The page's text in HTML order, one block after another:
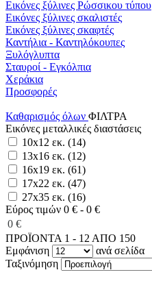
Εικόνες ξύλινες Ρώσσικου τύπου
Εικόνες ξύλινες σκαλιστές
Εικόνες ξύλινες σκαφτές
Καντήλια - Καντηλόκουπες
Ξυλόγλυπτα
Σταυροί - Εγκόλπια
Χεράκια
Προσφορές
Καθαρισμός όλων ΦΙΛΤΡΑ
Εικόνες μεταλλικές διαστάσεις
10x12 εκ. (14)
13x16 εκ. (12)
16x19 εκ. (61)
17x22 εκ. (47)
27x35 εκ. (16)
Εύρος τιμών 0 € - 0 €
0 €
ΠΡΟΪΟΝΤΑ 1 - 12 ΑΠΟ 150
Εμφάνιση
ανά σελίδα
Ταξινόμηση